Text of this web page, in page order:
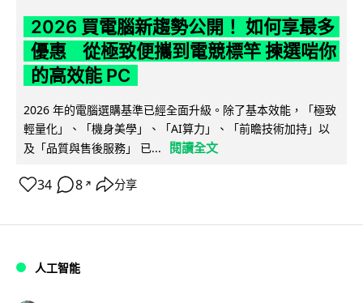
2026 買電腦新趨勢公開！ 如何享最多
優惠 從極致便攜到電競標竿 揀選啱你
的高效能 PC
2026 年的電腦選購基準已經全面升級。除了基本效能，「極致
輕量化」、「機身美學」、「AI算力」、「前瞻技術加持」以
及「品質與售後服務」 已...
閱讀全文
34 8 ↗ 分享
人工智能